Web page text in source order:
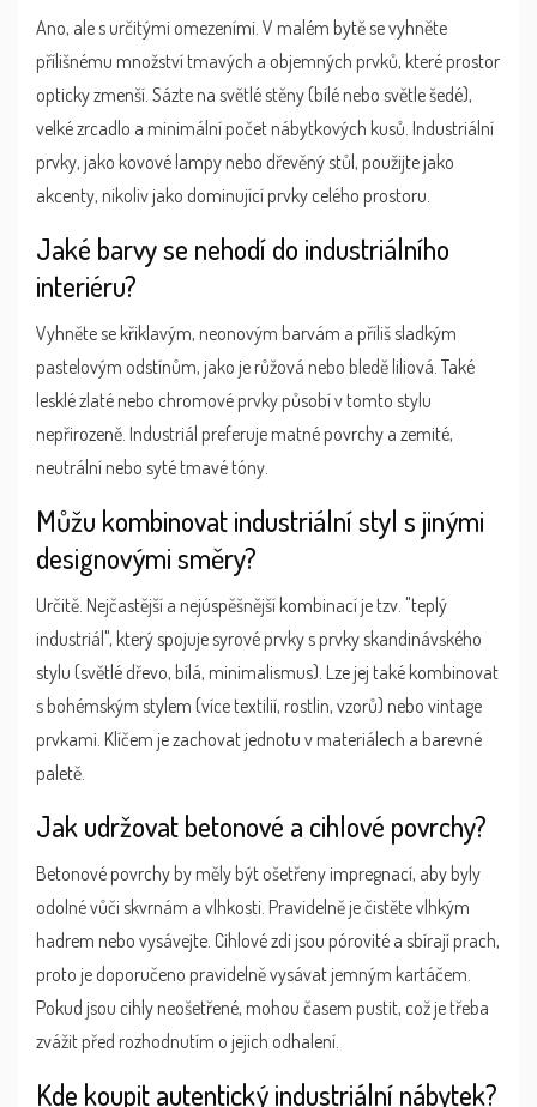
Ano, ale s určitými omezeními. V malém bytě se vyhněte
přílišnému množství tmavých a objemných prvků, které prostor
opticky zmenší. Sázte na světlé stěny (bílé nebo světle šedé),
velké zrcadlo a minimální počet nábytkových kusů. Industriální
prvky, jako kovové lampy nebo dřevěný stůl, použijte jako
akcenty, nikoliv jako dominující prvky celého prostoru.
Jaké barvy se nehodí do industriálního
interiéru?
Vyhněte se křiklavým, neonovým barvám a příliš sladkým
pastelovým odstínům, jako je růžová nebo bledě liliová. Také
lesklé zlaté nebo chromové prvky působí v tomto stylu
nepřirozeně. Industriál preferuje matné povrchy a zemité,
neutrální nebo syté tmavé tóny.
Můžu kombinovat industriální styl s jinými
designovými směry?
Určitě. Nejčastější a nejúspěšnější kombinací je tzv. "teplý
industriál", který spojuje syrové prvky s prvky skandinávského
stylu (světlé dřevo, bílá, minimalismus). Lze jej také kombinovat
s bohémským stylem (více textilií, rostlin, vzorů) nebo vintage
prvkami. Klíčem je zachovat jednotu v materiálech a barevné
paletě.
Jak udržovat betonové a cihlové povrchy?
Betonové povrchy by měly být ošetřeny impregnací, aby byly
odolné vůči skvrnám a vlhkosti. Pravidelně je čistěte vlhkým
hadrem nebo vysávejte. Cihlové zdi jsou pórovité a sbírají prach,
proto je doporučeno pravidelně vysávat jemným kartáčem.
Pokud jsou cihly neošetřené, mohou časem pustit, což je třeba
zvážit před rozhodnutím o jejich odhalení.
Kde koupit autentický industriální nábytek?